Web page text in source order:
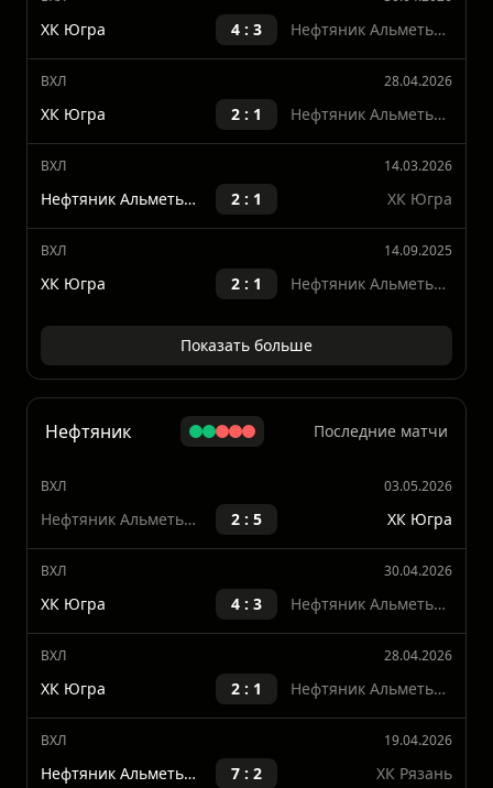
2 : 5 ХК Югра
ВХЛ 30.04.2026
ХК Югра 4 : 3
ВХЛ 28.04.2026
ХК Югра 2 : 1 Нефтяник Альметьевск
ВХЛ 14.03.2026
2 : 1 ХК Югра
ВХЛ 14.09.2025
ХК Югра 2 : 1 Нефтяник Альметьевск
Показать больше
Нефтяник Последние матчи
ВХЛ 03.05.2026
2 : 5 ХК Югра
ВХЛ 30.04.2026
ХК Югра 4 : 3
ВХЛ 28.04.2026
ХК Югра 2 : 1 Нефтяник Альметьевск